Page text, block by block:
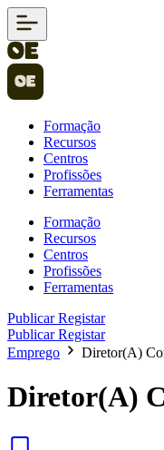
Formação
Recursos
Centros
Profissões
Ferramentas
Formação
Recursos
Centros
Profissões
Ferramentas
PublicarRegistar
PublicarRegistar
Emprego
Diretor(A)
Diretor(A)